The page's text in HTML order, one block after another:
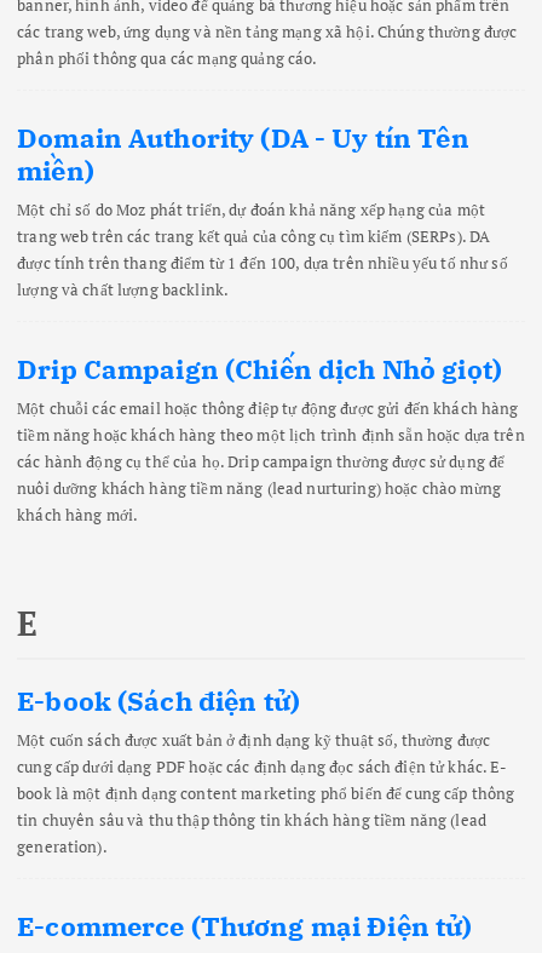
banner, hình ảnh, video để quảng bá thương hiệu hoặc sản phẩm trên
các trang web, ứng dụng và nền tảng mạng xã hội. Chúng thường được
phân phối thông qua các mạng quảng cáo.
Domain Authority (DA - Uy tín Tên
miền)
Một chỉ số do Moz phát triển, dự đoán khả năng xếp hạng của một
trang web trên các trang kết quả của công cụ tìm kiếm (SERPs). DA
được tính trên thang điểm từ 1 đến 100, dựa trên nhiều yếu tố như số
lượng và chất lượng backlink.
Drip Campaign (Chiến dịch Nhỏ giọt)
Một chuỗi các email hoặc thông điệp tự động được gửi đến khách hàng
tiềm năng hoặc khách hàng theo một lịch trình định sẵn hoặc dựa trên
các hành động cụ thể của họ. Drip campaign thường được sử dụng để
nuôi dưỡng khách hàng tiềm năng (lead nurturing) hoặc chào mừng
khách hàng mới.
E
E-book (Sách điện tử)
Một cuốn sách được xuất bản ở định dạng kỹ thuật số, thường được
cung cấp dưới dạng PDF hoặc các định dạng đọc sách điện tử khác. E-
book là một định dạng content marketing phổ biến để cung cấp thông
tin chuyên sâu và thu thập thông tin khách hàng tiềm năng (lead
generation).
E-commerce (Thương mại Điện tử)